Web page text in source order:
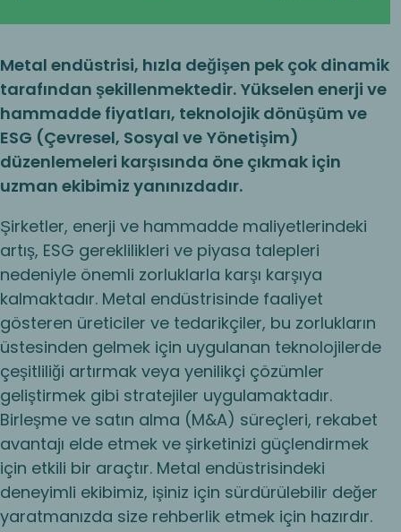
Metal endüstrisi, hızla değişen pek çok dinamik
tarafından şekillenmektedir. Yükselen enerji ve
hammadde fiyatları, teknolojik dönüşüm ve
ESG (Çevresel, Sosyal ve Yönetişim)
düzenlemeleri karşısında öne çıkmak için
uzman ekibimiz yanınızdadır.
Şirketler, enerji ve hammadde maliyetlerindeki
artış, ESG gereklilikleri ve piyasa talepleri
nedeniyle önemli zorluklarla karşı karşıya
kalmaktadır. Metal endüstrisinde faaliyet
gösteren üreticiler ve tedarikçiler, bu zorlukların
üstesinden gelmek için uygulanan teknolojilerde
çeşitliliği artırmak veya yenilikçi çözümler
geliştirmek gibi stratejiler uygulamaktadır.
Birleşme ve satın alma (M&A) süreçleri, rekabet
avantajı elde etmek ve şirketinizi güçlendirmek
için etkili bir araçtır. Metal endüstrisindeki
deneyimli ekibimiz, işiniz için sürdürülebilir değer
yaratmanızda size rehberlik etmek için hazırdır.